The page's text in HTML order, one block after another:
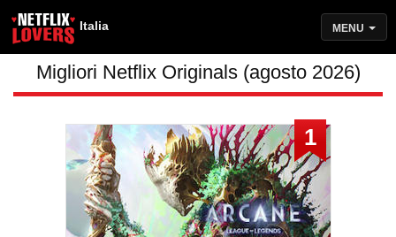
Italia MENU
Migliori Netflix Originals (agosto 2026)
1